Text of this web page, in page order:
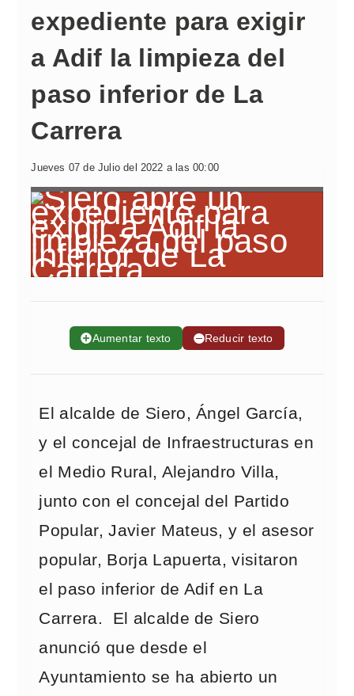
expediente para exigir
a Adif la limpieza del
paso inferior de La
Carrera
Jueves 07 de Julio del 2022 a las 00:00
➕Aumentar texto ➖Reducir texto
El alcalde de Siero, Ángel García,
y el concejal de Infraestructuras en
el Medio Rural, Alejandro Villa,
junto con el concejal del Partido
Popular, Javier Mateus, y el asesor
popular, Borja Lapuerta, visitaron
el paso inferior de Adif en La
Carrera. El alcalde de Siero
anunció que desde el
Ayuntamiento se ha abierto un